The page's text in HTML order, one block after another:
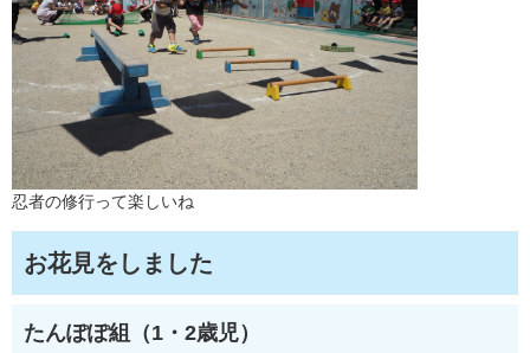
忍者の修行って楽しいね
お花見をしました
たんぽぽ組（1・2歳児）